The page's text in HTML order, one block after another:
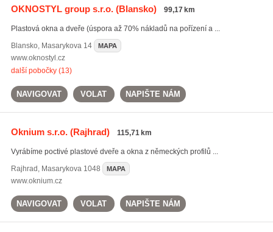
OKNOSTYL group s.r.o.(Blansko) 99,17 km
Plastová okna a dveře (úspora až 70% nákladů na pořízení a ...
Blansko, Masarykova 14 MAPA
www.oknostyl.cz
další pobočky (13)
NAVIGOVAT VOLAT NAPIŠTE NÁM
Oknium s.r.o.(Rajhrad) 115,71 km
Vyrábíme poctivé plastové dveře a okna z německých profilů ...
Rajhrad , Masarykova 1048 MAPA
www.oknium.cz
NAVIGOVAT VOLAT NAPIŠTE NÁM